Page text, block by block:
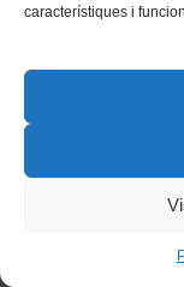
característiques i